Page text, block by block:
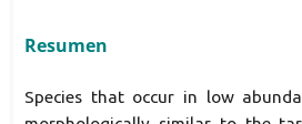
Resumen
Species that occur in low